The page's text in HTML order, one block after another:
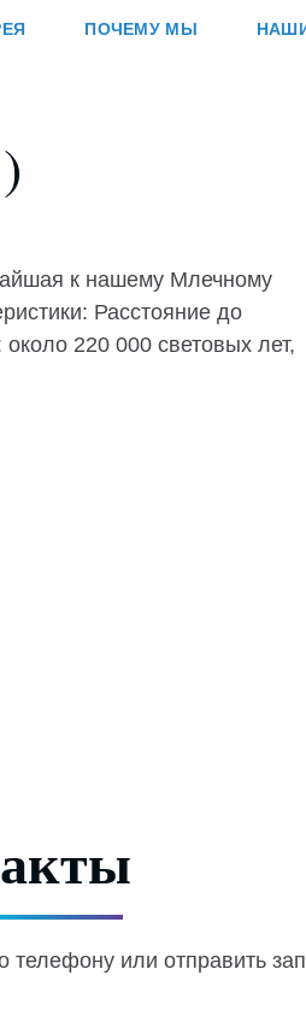
ПОЧЕМУ МЫ
к нашему Млечному
Расстояние до
220 000 световых лет,
или отправить